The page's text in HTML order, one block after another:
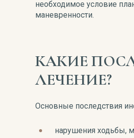
необходимое условие
маневренности.
КАКИЕ
ЛЕЧЕНИЕ?
Основные последствия
нарушения ходьбы,